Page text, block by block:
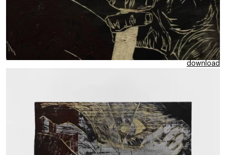
download